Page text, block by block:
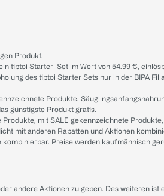
Produkt.
tiptoi Starter-Set im Wert von 54.99 €,
des tiptoi Starter Sets nur in der BIPA
Produkte,
günstigste Produkt gratis.
mit SALE gekennzeichnete
mit anderen Rabatten und Aktionen
Preise werden kaufmännisch
andere Aktionen zu geben. Des weiteren